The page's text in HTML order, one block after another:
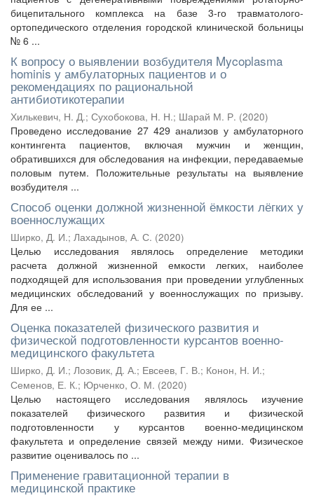
бицепитального комплекса на базе 3-го травматолого-
ортопедического отделения городской клинической больницы
№ 6 ...
К вопросу о выявлении возбудителя Mycoplasma
hominis у амбулаторных пациентов и о
рекомендациях по рациональной
антибиотикотерапии
Хилькевич, Н. Д.; Сухобокова, Н. Н.; Шарай М. Р. (2020)
Проведено исследование 27 429 анализов у амбулаторного
контингента пациентов, включая мужчин и женщин,
обратившихся для обследования на инфекции, передаваемые
половым путем. Положительные результаты на выявление
возбудителя ...
Способ оценки должной жизненной ёмкости лёгких у
военнослужащих
Ширко, Д. И.; Лахадынов, А. С. (2020)
Целью исследования являлось определение методики
расчета должной жизненной емкости легких, наиболее
подходящей для использования при проведении углубленных
медицинских обследований у военнослужащих по призыву.
Для ее ...
Оценка показателей физического развития и
физической подготовленности курсантов военно-
медицинского факультета
Ширко, Д. И.; Лозовик, Д. А.; Евсеев, Г. В.; Конон, Н. И.;
Семенов, Е. К.; Юрченко, О. М. (2020)
Целью настоящего исследования являлось изучение
показателей физического развития и физической
подготовленности у курсантов военно-медицинском
факультета и определение связей между ними. Физическое
развитие оценивалось по ...
Применение гравитационной терапии в
медицинской практике